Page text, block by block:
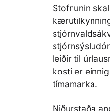
Stofnunin
leiðir til
kosti er
tímamarka.
Niðurstaða